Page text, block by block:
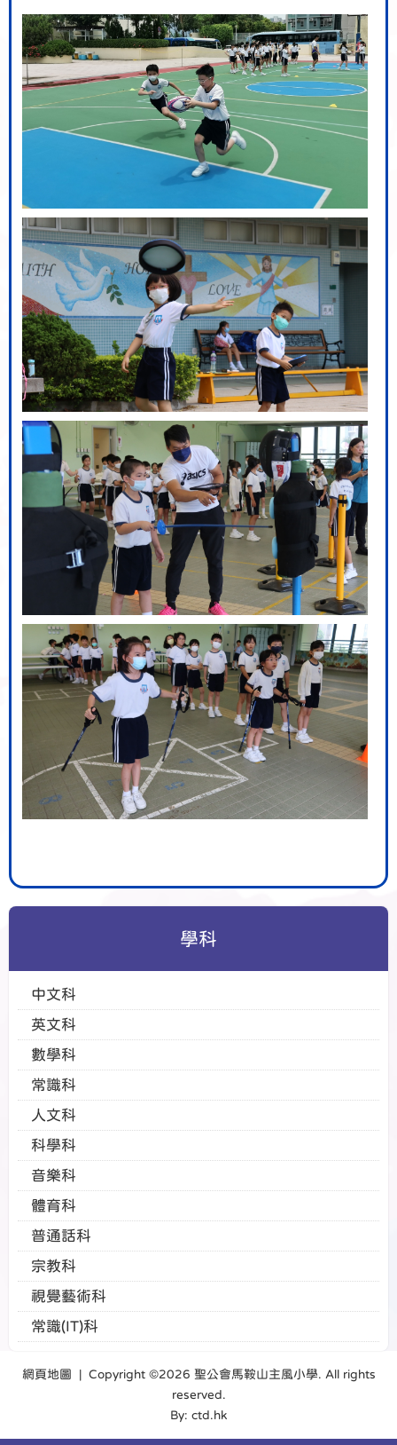
學科
中文科
英文科
數學科
常識科
人文科
科學科
音樂科
體育科
普通話科
宗教科
視覺藝術科
常識(IT)科
網頁地圖 | Copyright ©2026 聖公會馬鞍山主風小學. All rights
reserved.
By: ctd.hk